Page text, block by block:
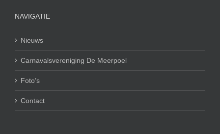
NAVIGATIE
Nieuws
Carnavalsvereniging De Meerpoel
Foto’s
Contact